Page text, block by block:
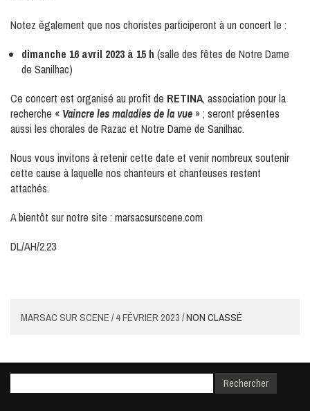
Notez également que nos choristes participeront à un concert le :
dimanche 16 avril 2023 à 15 h (salle des fêtes de Notre Dame
de Sanilhac)
Ce concert est organisé au profit de RETINA, association pour la
recherche « Vaincre les maladies de la vue» ; seront présentes
aussi les chorales de Razac et Notre Dame de Sanilhac.
Nous vous invitons à retenir cette date et venir nombreux soutenir
cette cause à laquelle nos chanteurs et chanteuses restent
attachés.
A bientôt sur notre site : marsacsurscene.com
DL/AH/2.23
MARSAC SUR SCENE / 4 FÉVRIER 2023 /NON CLASSÉ